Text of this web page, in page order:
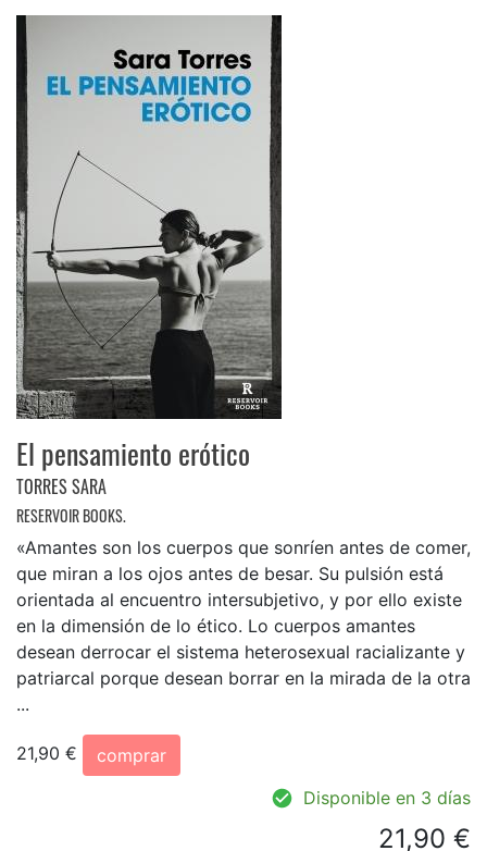
El pensamiento erótico
TORRES SARA
RESERVOIR BOOKS.
«Amantes son los cuerpos que sonríen antes de comer,
que miran a los ojos antes de besar. Su pulsión está
orientada al encuentro intersubjetivo, y por ello existe
en la dimensión de lo ético. Lo cuerpos amantes
desean derrocar el sistema heterosexual racializante y
patriarcal porque desean borrar en la mirada de la otra
...
21,90 €
comprar
Disponible en 3 días
21,90 €